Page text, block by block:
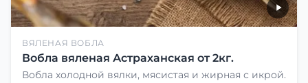
ВЯЛЕНАЯ ВОБЛА
Вобла вяленая Астраханская от 2кг.
Вобла холодной вялки, мясистая и жирная с икрой.